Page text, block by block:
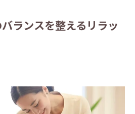
ランスを整えるリラッ